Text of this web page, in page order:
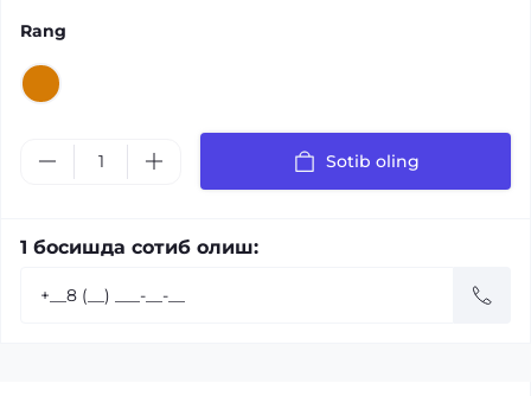
Rang
Sotib oling
1 босишда сотиб олиш: